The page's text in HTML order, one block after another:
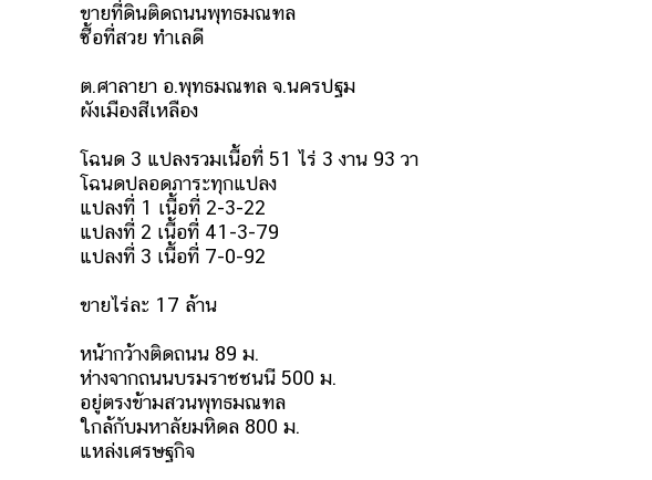
ขายที่ดินติดถนน​พุทธมณฑล
ซื้อที่สวย ทำเลดี
ต.ศาลายา อ.พุทธมณฑล จ.นครปฐม
ผังเมืองสีเหลือง
โฉนด 3 แปลงรวมเนื้อที่ 51 ไร่ 3 งาน 93 วา
โฉนดปลอดภาระทุกแปลง
แปลงที่ 1 เนื้อที่ 2-3-22
แปลงที่ 2 เนื้อที่ 41-3-79
แปลงที่ 3 เนื้อที่ 7-0-92
ขายไร่ละ 17 ล้าน
หน้ากว้างติดถนน 89 ม.
ห่างจากถนนบรมราชชนนี 500 ม.
อยู่ตรงข้ามสวนพุทธมณฑล
ใกล้กับมหาลัยมหิดล 800 ม.
แหล่งเศรษฐกิจ